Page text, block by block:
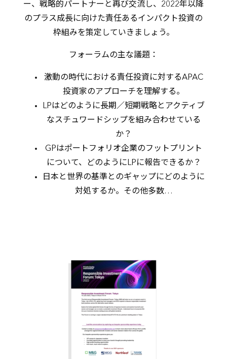
ー、戦略的パートナーと再び交流し、2022年以降
のプラス成長に向けた責任あるインパクト投資の
枠組みを策定していきましょう。
フォーラムの主な議題：
激動の時代における責任投資に対するAPAC
投資家のアプローチを理解する。
LPはどのように長期／短期戦略とアクティブ
なスチュワードシップを組み合わせている
か？
GPはポートフォリオ企業のフットプリント
について、どのようにLPに報告できるか？
日本と世界の基準とのギャップにどのように
対処するか。その他多数…